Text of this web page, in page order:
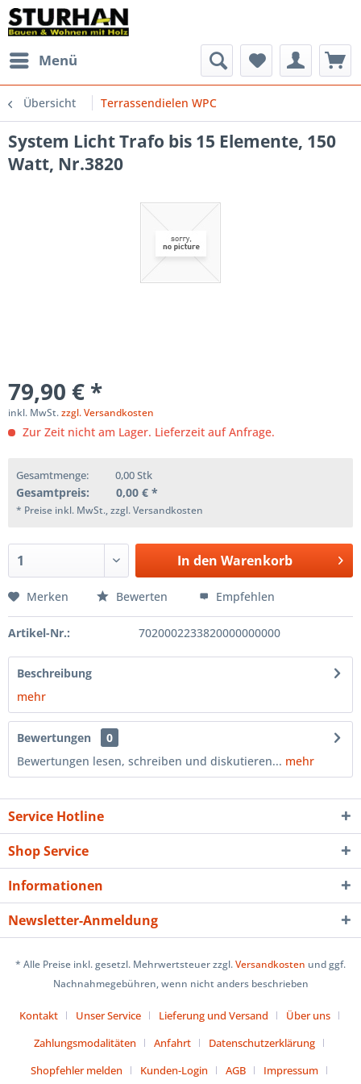
Menü
Übersicht Terrassendielen WPC
System Licht Trafo bis 15 Elemente, 150
Watt, Nr.3820
79,90 € *
inkl. MwSt.zzgl. Versandkosten
Zur Zeit nicht am Lager. Lieferzeit auf Anfrage.
Gesamtmenge: 0,00Stk
Gesamtpreis: 0,00 € *
* Preise inkl. MwSt., zzgl. Versandkosten
In den Warenkorb
Merken Bewerten Empfehlen
Artikel-Nr.: 7020002233820000000000
Beschreibung
mehr
Bewertungen
0
Bewertungen lesen, schreiben und diskutieren... mehr
Service Hotline
Shop Service
Informationen
Newsletter-Anmeldung
* Alle Preise inkl. gesetzl. Mehrwertsteuer zzgl.Versandkosten und ggf.
Nachnahmegebühren, wenn nicht anders beschrieben
Kontakt Unser Service Lieferung und Versand
Über uns
Zahlungsmodalitäten
Anfahrt
Datenschutzerklärung
Shopfehler melden
Kunden-Login AGB Impressum